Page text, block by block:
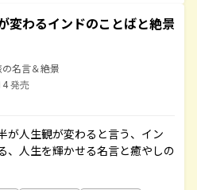
変わるインドのことばと絶景
の名言＆絶景
発売
が人生観が変わると言う、イン
、人生を輝かせる名言と癒やしの